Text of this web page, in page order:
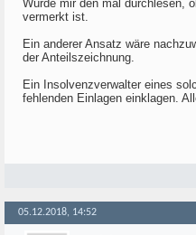
Würde mir den mal durchlesen,
vermerkt ist.
Ein anderer Ansatz wäre
der Anteilszeichnung.
Ein Insolvenzverwalter eines
fehlenden Einlagen einklagen.
05.12.2018, 14:52